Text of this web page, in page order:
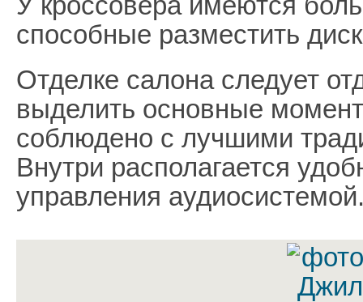
способные разместить
Отделке салона следует
выделить основные
соблюдено с лучшими
Внутри располагается
управления